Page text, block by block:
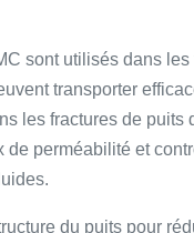
sont utilisés dans
transporter
les fractures de puits
de perméabilité et
du puits pour